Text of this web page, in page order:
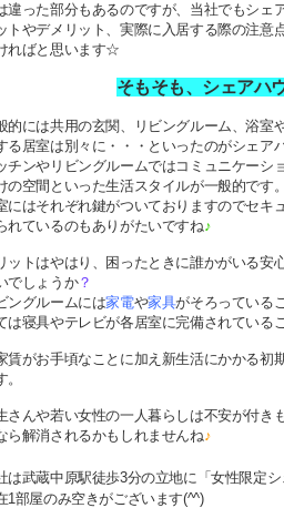
違った部分もあるのですが、当社でもシェ
トやデメリット、実際に入居する際の注意
ればと思います☆
そもそも、シェアハ
的には共用の玄関、リビングルーム、浴室
る居室は別々に・・・といったのがシェアハ
チンやリビングルームではコミュニケーシ
の空間といった生活スタイルが一般的です。
にはそれぞれ鍵がついておりますのでセキ
れているのもありがたいですね♪
ットはやはり、困ったときに誰かがいる安
でしょうか？
ングルームには家電や家具がそろっている
は寝具やテレビが各居室に完備されている
賃がお手頃なことに加え新生活にかかる初
さんや若い女性の一人暮らしは不安が付き
ら解消されるかもしれませんね♪
は武蔵中原駅徒歩3分の立地に「女性限定
1部屋のみ空きがございます(^^)